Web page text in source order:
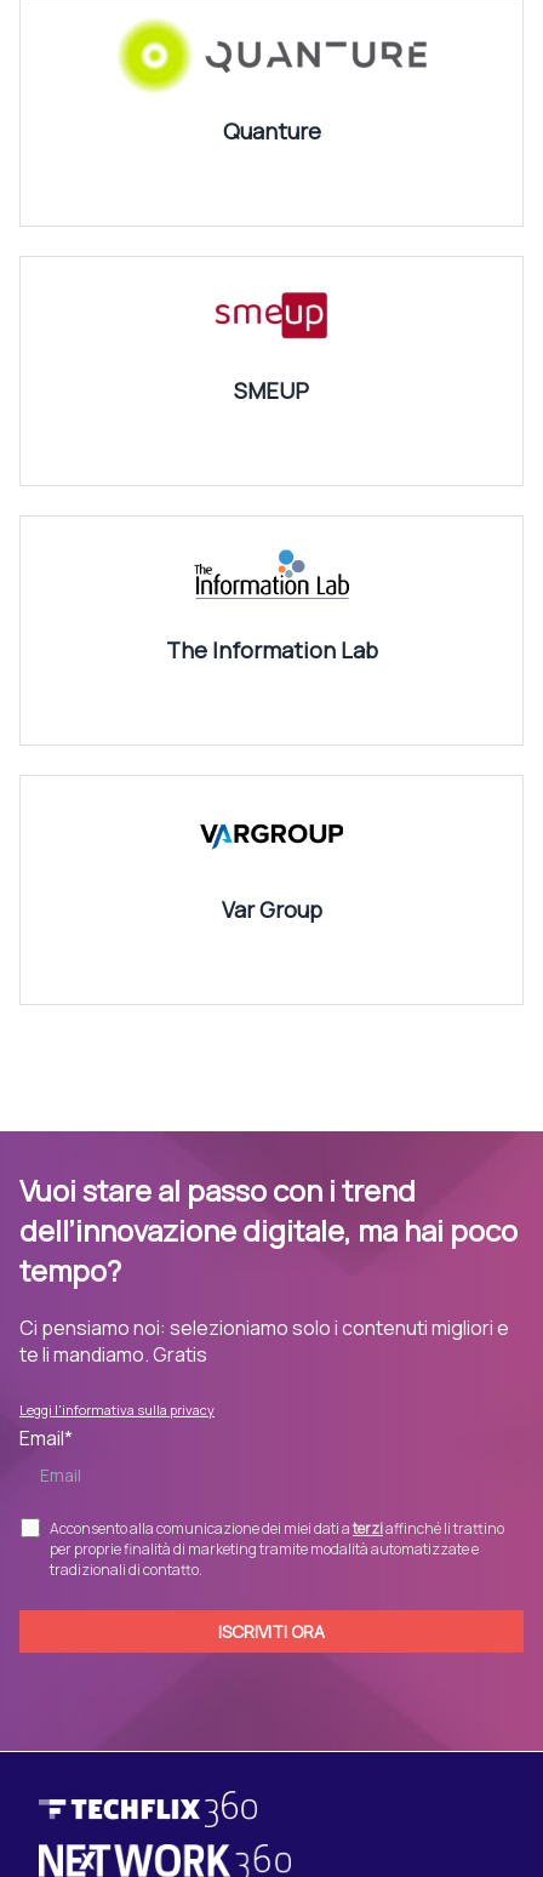
Quanture
SMEUP
The Information Lab
Var Group
Vuoi stare al passo con i trend
dell’innovazione digitale, ma hai poco
tempo?
Ci pensiamo noi: selezioniamo solo i contenuti migliori e
te li mandiamo. Gratis
Leggi l'informativa sulla privacy
Email*
Acconsento alla comunicazione dei miei dati aterziaffinché li trattino
per proprie finalità di marketing tramite modalità automatizzate e
tradizionali di contatto.